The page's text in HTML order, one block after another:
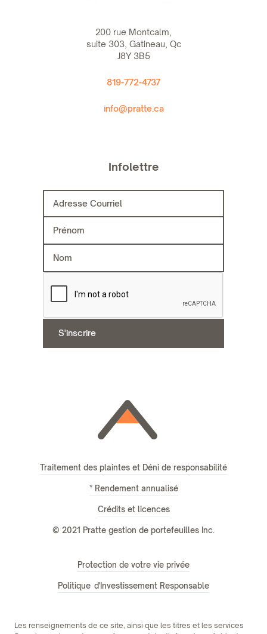
200 rue Montcalm,
suite 303, Gatineau, Qc
J8Y 3B5
819-772-4737
info@pratte.ca
Infolettre
Traitement des plaintes et Déni de responsabilité
* Rendement annualisé
Crédits et licences
© 2021 Pratte gestion de portefeuilles Inc.
Protection de votre vie privée
Politique d'Investissement Responsable
Les renseignements de ce site, ainsi que les titres et les services